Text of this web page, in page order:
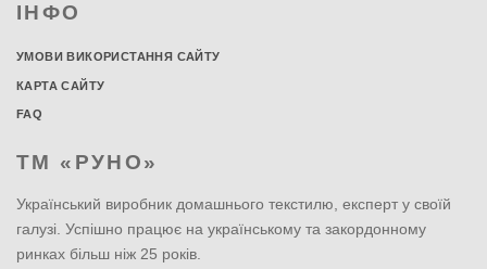
ІНФО
УМОВИ ВИКОРИСТАННЯ САЙТУ
КАРТА САЙТУ
FAQ
ТМ «РУНО»
Український виробник домашнього текстилю, експерт у своїй
галузі. Успішно працює на українському та закордонному
ринках більш ніж 25 років.